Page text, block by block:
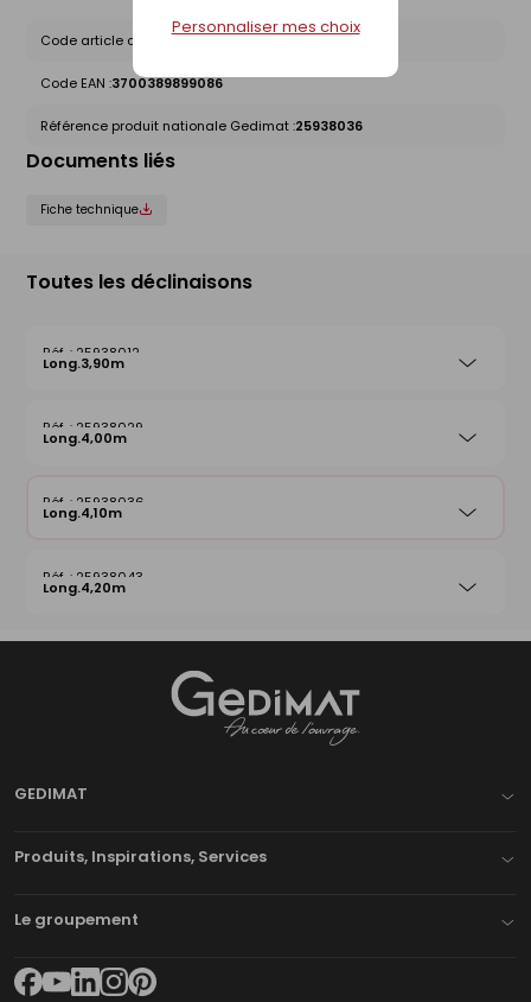
Personnaliser mes choix
Code article chez le fournisseur :PPR-207-4-410
Code EAN :3700389899086
Référence produit nationale Gedimat :25938036
Documents liés
Fiche technique
Toutes les déclinaisons
25938012
Long.3,90m
25938029
Long.4,00m
25938036
Long.4,10m
25938043
Long.4,20m
GEDIMAT
Produits, Inspirations, Services
Le groupement